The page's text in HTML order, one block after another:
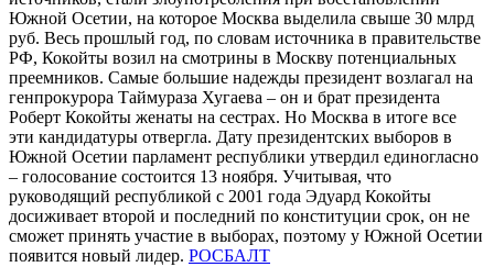
Южной Осетии, на которое Москва выделила свыше 30 млрд
руб. Весь прошлый год, по словам источника в правительстве
РФ, Кокойты возил на смотрины в Москву потенциальных
преемников. Самые большие надежды президент возлагал на
генпрокурора Таймураза Хугаева – он и брат президента
Роберт Кокойты женаты на сестрах. Но Москва в итоге все
эти кандидатуры отвергла. Дату президентских выборов в
Южной Осетии парламент республики утвердил единогласно
– голосование состоится 13 ноября. Учитывая, что
руководящий республикой с 2001 года Эдуард Кокойты
досиживает второй и последний по конституции срок, он не
сможет принять участие в выборах, поэтому у Южной Осетии
появится новый лидер. РОСБАЛТ